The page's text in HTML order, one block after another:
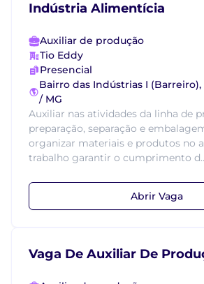
Indústria Alimentícia
Auxiliar de produção
Tio Eddy
Presencial
Bairro das Indústrias I
/ MG
Auxiliar nas atividades da linha de
preparação, separação e
organizar materiais e produtos no
trabalho garantir o cumprimento
Abrir Vaga
Vaga De Auxiliar De